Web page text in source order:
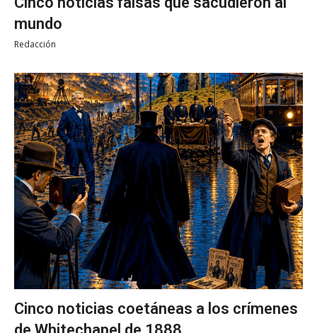
mundo
Redacción
Cinco noticias coetáneas a los crímenes